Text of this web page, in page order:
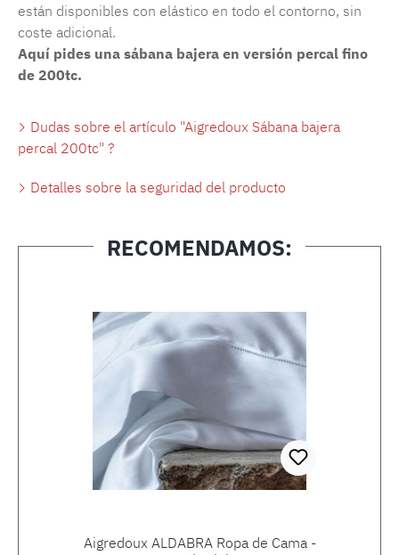
están disponibles con elástico en todo el contorno, sin
coste adicional.
Aquí pides una sábana bajera en versión percal fino
de 200tc.
Dudas sobre el artículo "Aigredoux Sábana bajera
percal 200tc" ?
Detalles sobre la seguridad del producto
RECOMENDAMOS:
Aigredoux ALDABRA Ropa de Cama -